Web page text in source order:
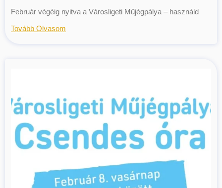
Február végéig nyitva a Városligeti Műjégpálya – használd
Tovább Olvasom